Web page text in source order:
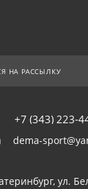
НА РАССЫЛКУ
+7 (343) 223-
dema-
ул.